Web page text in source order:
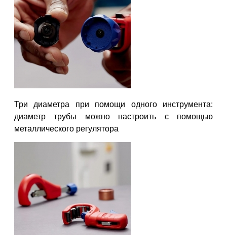
Три диаметра при помощи одного инструмента:
диаметр трубы можно настроить с помощью
металлического регулятора